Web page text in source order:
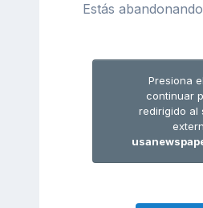
Estás
Presiona
continuar
redirigido al